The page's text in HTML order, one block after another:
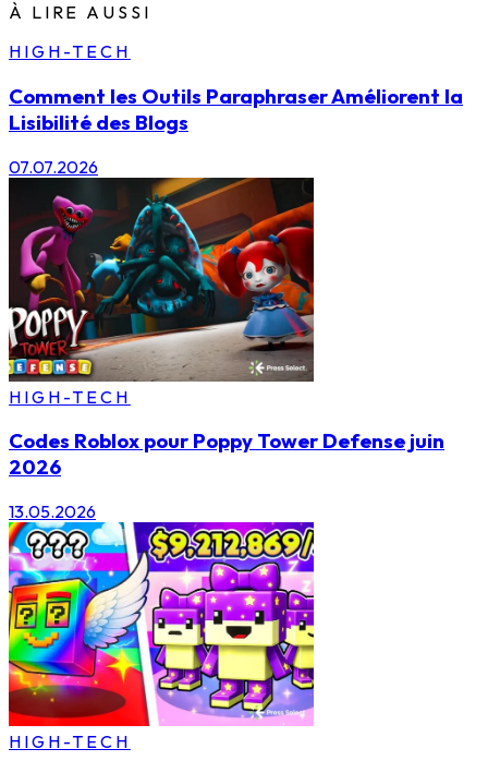
À LIRE AUSSI
HIGH-TECH
Comment les Outils Paraphraser Améliorent la
Lisibilité des Blogs
07.07.2026
HIGH-TECH
Codes Roblox pour Poppy Tower Defense juin
2026
13.05.2026
HIGH-TECH